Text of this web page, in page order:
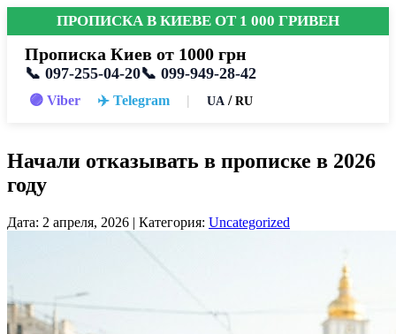
ПРОПИСКА В КИЕВЕ ОТ 1 000 ГРИВЕН
Прописка Киев от 1000 грн
📞 097-255-04-20📞 099-949-28-42
🟣 Viber ✈️ Telegram | UA / RU
Начали отказывать в прописке в 2026
году
Дата: 2 апреля, 2026 | Категория: Uncategorized